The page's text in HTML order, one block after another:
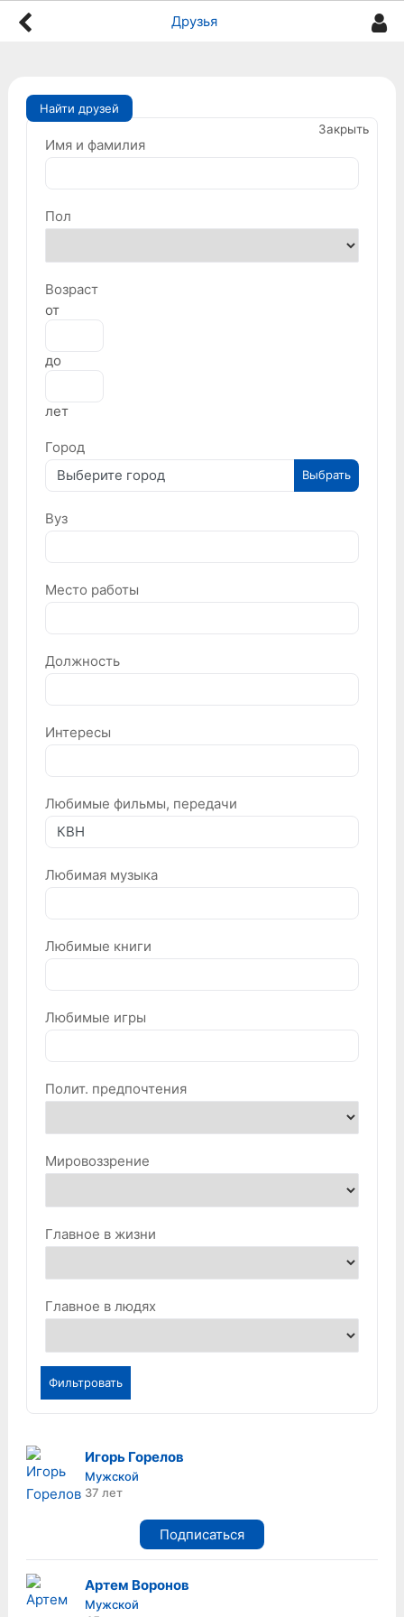
Друзья
Найти друзей
Закрыть
Имя и фамилия
Пол
Возраст
от
до
лет
Город
Выберите город
Выбрать
Вуз
Место работы
Должность
Интересы
Любимые фильмы, передачи
Любимая музыка
Любимые книги
Любимые игры
Полит. предпочтения
Мировоззрение
Главное в жизни
Главное в людях
Фильтровать
Игорь Горелов
Мужской
37 лет
Подписаться
Артем Воронов
Мужской